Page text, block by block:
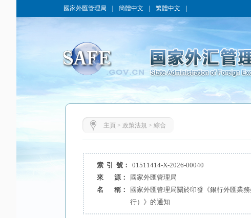
國家外匯管理局 簡體中文 繁體中文
主頁 > 政策法規 > 綜合
索 引 號： 01511414-X-2026-00040
來 源：
國家外匯管理局
名 稱：
國家外匯管理局關於印發《銀行外匯業
行）》的通知